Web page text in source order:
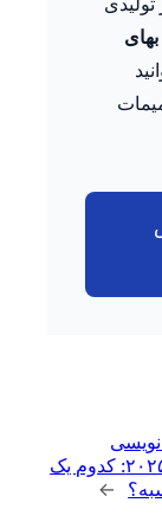
بهای
پرطرفدار در ۲۰۲۵: کدوم یک
→